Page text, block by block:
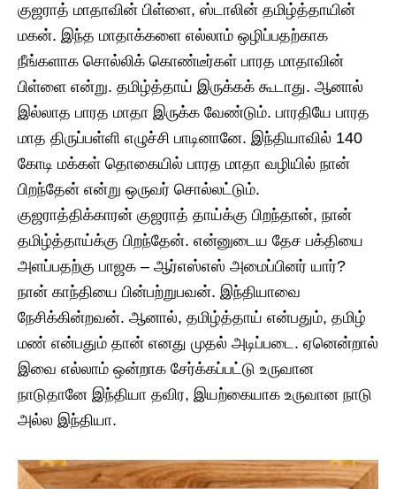
குஜராத் மாதாவின் பிள்ளை, ஸ்டாலின் தமிழ்த்தாயின்
மகன். இந்த மாதாக்களை எல்லாம் ஒழிப்பதற்காக
நீங்களாக சொல்லிக் கொண்டீர்கள் பாரத மாதாவின்
பிள்ளை என்று. தமிழ்த்தாய் இருக்கக் கூடாது. ஆனால்
இல்லாத பாரத மாதா இருக்க வேண்டும். பாரதியே பாரத
மாத திருப்பள்ளி எழுச்சி பாடினானே. இந்தியாவில் 140
கோடி மக்கள் தொகையில் பாரத மாதா வழியில் நான்
பிறந்தேன் என்று ஒருவர் சொல்லட்டும்.
குஜராத்திக்காரன் குஜராத் தாய்க்கு பிறந்தான், நான்
தமிழ்த்தாய்க்கு பிறந்தேன். என்னுடைய தேச பக்தியை
அளப்பதற்கு பாஜக – ஆர்எஸ்எஸ் அமைப்பினர் யார்?
நான் காந்தியை பின்பற்றுபவன். இந்தியாவை
நேசிக்கின்றவன். ஆனால், தமிழ்த்தாய் என்பதும், தமிழ்
மண் என்பதும் தான் எனது முதல் அடிப்படை. ஏனென்றால்
இவை எல்லாம் ஒன்றாக சேர்க்கப்பட்டு உருவான
நாடுதானே இந்தியா தவிர, இயற்கையாக உருவான நாடு
அல்ல இந்தியா.